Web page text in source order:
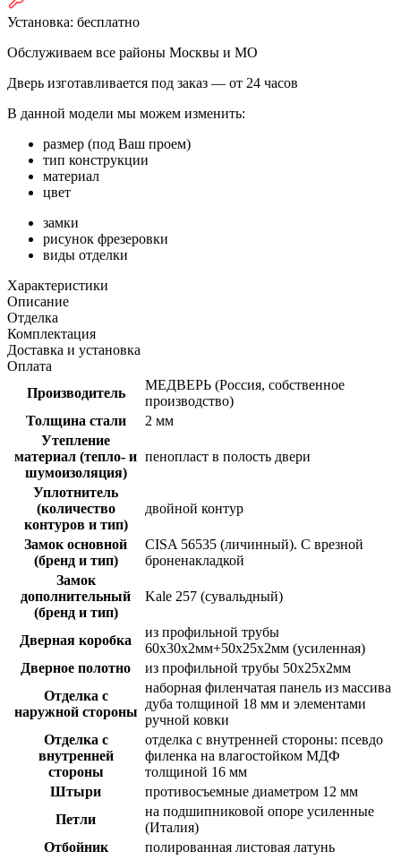
Установка: бесплатно
Обслуживаем все районы Москвы и МО
Дверь изготавливается под заказ — от 24 часов
В данной модели мы можем изменить:
размер (под Ваш проем)
тип конструкции
материал
цвет
замки
рисунок фрезеровки
виды отделки
Характеристики
Описание
Отделка
Комплектация
Доставка и установка
Оплата
Производитель
МЕДВЕРЬ (Россия, собственное
производство)
Толщина стали
2 мм
Утепление
материал (тепло- и
шумоизоляция)
пенопласт в полость двери
Уплотнитель
(количество
контуров и тип)
двойной контур
Замок основной
(бренд и тип)
CISA 56535 (личинный). С врезной
броненакладкой
Замок
дополнительный
(бренд и тип)
Kale 257 (сувальдный)
Дверная коробка
из профильной трубы
60х30х2мм+50х25х2мм (усиленная)
Дверное полотно
из профильной трубы 50х25х2мм
Отделка с
наружной стороны
наборная филенчатая панель из массива
дуба толщиной 18 мм и элементами
ручной ковки
Отделка с
внутренней
стороны
отделка с внутренней стороны: псевдо
филенка на влагостойком МДФ
толщиной 16 мм
Штыри
противосъемные диаметром 12 мм
Петли
на подшипниковой опоре усиленные
(Италия)
Отбойник
полированная листовая латунь